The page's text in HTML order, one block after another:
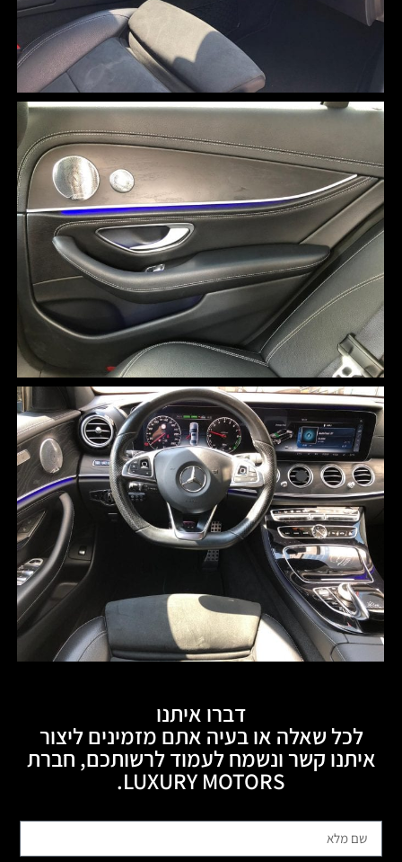
דברו איתנו
לכל שאלה או בעיה אתם מזמינים ליצור
איתנו קשר ונשמח לעמוד לרשותכם, חברת
LUXURY MOTORS.